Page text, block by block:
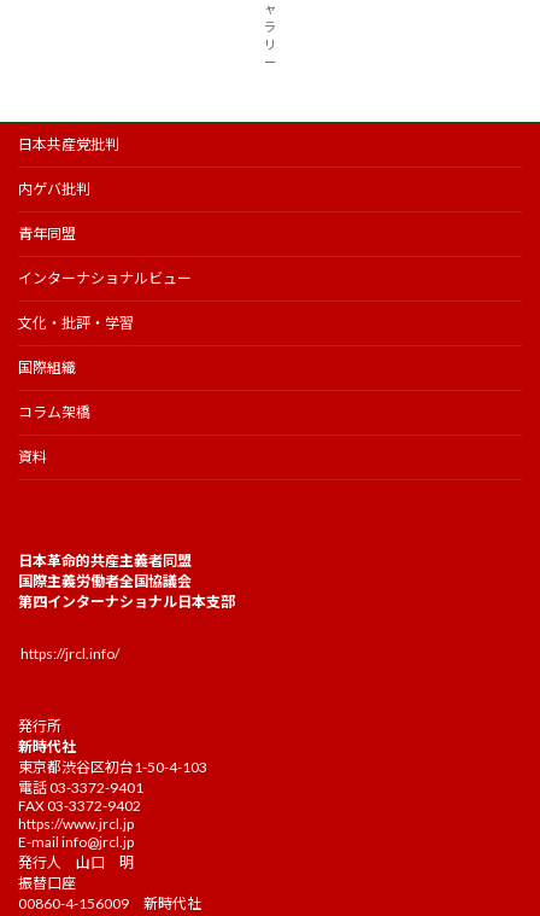
ャ
ラ
リ
ー
日本共産党批判
内ゲバ批判
青年同盟
インターナショナルビュー
文化・批評・学習
国際組織
コラム架橋
資料
日本革命的共産主義者同盟
国際主義労働者全国協議会
第四インターナショナル日本支部
https://jrcl.info/
発行所
新時代社
東京都渋谷区初台1-50-4-103
電話 03-3372-9401
FAX 03-3372-9402
https://www.jrcl.jp
E-mail info@jrcl.jp
発行人 山口 明
振替口座
00860-4-156009 新時代社